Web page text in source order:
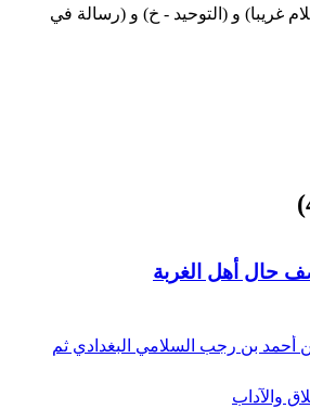
غريبا) و (التوحيد - خ) و (رسالة في
حال أهل الغربة
أحمد بن رجب السلامي البغدادي ثم